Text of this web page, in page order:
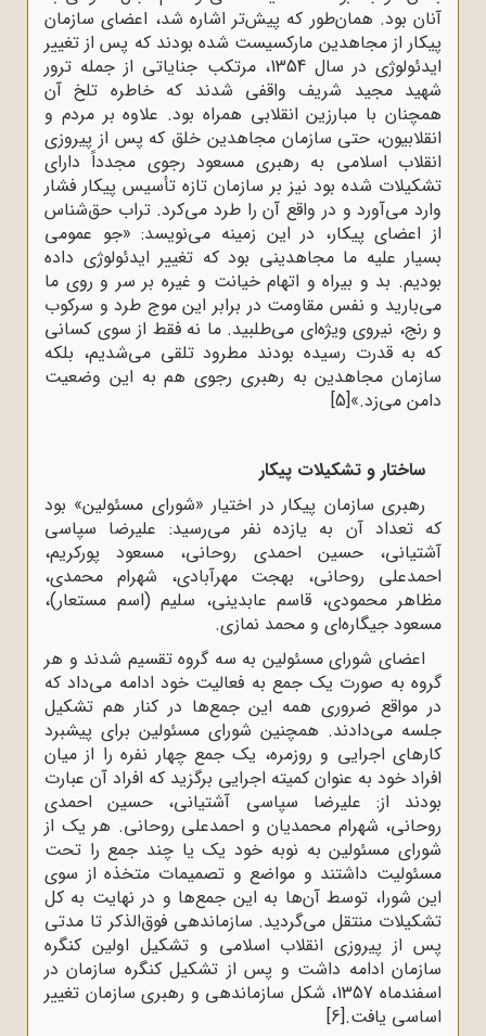
آنان بود. همان‌طور که پیش‌تر اشاره شد، اعضای سازمان
پیکار از مجاهدین مارکسیست ‌شده بودند که پس از تغییر
ایدئولوژی در سال 1354، مرتکب جنایاتی از جمله ترور
شهید مجید شریف واقفی شدند که خاطره تلخ آن
همچنان با مبارزین انقلابی همراه بود. علاوه بر مردم و
انقلابیون، حتی سازمان مجاهدین خلق که پس از پیروزی
انقلاب اسلامی به رهبری مسعود رجوی مجدداً دارای
تشکیلات شده بود نیز بر سازمان تازه تأسیس پیکار فشار
وارد می‌آورد و در واقع آن را طرد می‌کرد. تراب حق‌شناس
از اعضای پیکار، در این زمینه می‌نویسد: «جو عمومی
بسیار علیه ما مجاهدینی بود که تغییر ‌ایدئولوژی ‌داده‌
بودیم. بد‌ و ‌بیراه و اتهام ‌خیانت ‌و ‌غیره بر ‌سر ‌و ‌روی ‌ما
‌می‌بارید ‌و‌ نفس ‌مقاومت ‌در ‌برابر ‌این‌ موج ‌طرد‌ و ‌سرکوب‌
و ‌رنج،‌ نیروی ویژه‌ای ‌می‌طلبید. ما نه فقط از سوی کسانی
که به قدرت رسیده بودند مطرود تلقی می‌شدیم، بلکه
سازمان مجاهدین به رهبری رجوی هم به این وضعیت
دامن می‌زد.»[5]
ساختار و تشکیلات پیکار
رهبری سازمان پیکار در اختیار «شورای مسئولین» بود
که تعداد آن به یازده نفر می‌رسید: علیرضا سپاسی
آشتیانی، حسین احمدی روحانی، مسعود پورکریم،
احمدعلی روحانی، بهجت مهرآبادی، شهرام محمدی،
مظاهر محمودی، قاسم عابدینی، سلیم (اسم مستعار)،
مسعود جیگاره‌ای و محمد نمازی.
اعضای شورای مسئولین به سه گروه تقسیم شدند و هر
گروه به صورت یک جمع به فعالیت خود ادامه می‌داد که
در مواقع ضروری همه این جمع‌ها در کنار هم تشکیل
جلسه می‌دادند. همچنین شورای مسئولین برای پیشبرد
کارهای اجرایی و روزمره، یک جمع چهار نفره را از میان
افراد خود به ‌عنوان کمیته اجرایی برگزید که افراد آن عبارت
بودند از: علیرضا سپاسی آشتیانی، حسین احمدی
روحانی، شهرام محمدیان و احمدعلی روحانی. هر یک از
شورای مسئولین به نوبه خود یک یا چند جمع را تحت
مسئولیت داشتند و مواضع و تصمیمات متخذه از سوی
این شورا، توسط آن‌ها به این جمع‌ها و در نهایت به کل
تشکیلات منتقل می‌گردید. سازماندهی فوق‌الذکر تا مدتی
پس از پیروزی انقلاب اسلامی و تشکیل اولین کنگره
سازمان ادامه داشت و پس از تشکیل کنگره سازمان در
اسفندماه 1357، شکل سازماندهی و رهبری سازمان تغییر
اساسی یافت.[6]